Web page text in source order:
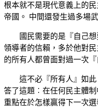
根本就不是現代意義上的
帝國。 中間還發生過多場
國民需要的是『自己想要
領導者的信賴，多於他對
的所有人都曾面對過一次
這不必『所有人』如此，
答了這題︰在任何民主體
重點在於怎樣贏得下一次